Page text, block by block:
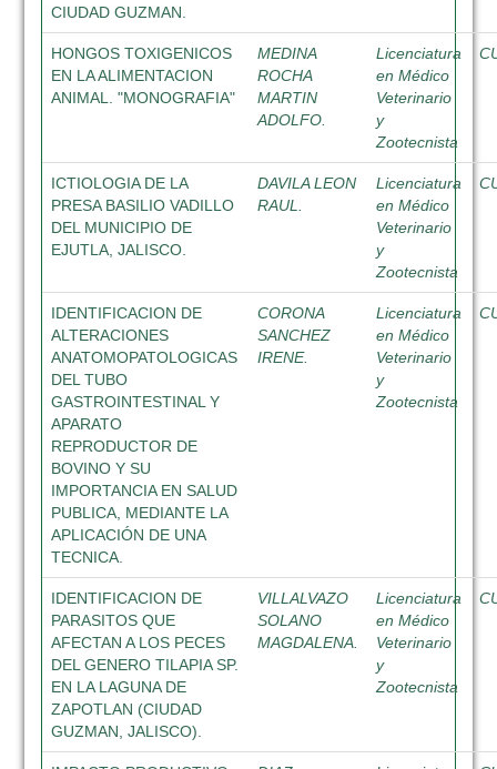
CIUDAD GUZMAN.
HONGOS TOXIGENICOS
EN LA ALIMENTACION
ANIMAL. "MONOGRAFIA"
MEDINA
ROCHA
MARTIN
ADOLFO.
Licenciatura
en Médico
Veterinario
y
Zootecnista
ICTIOLOGIA DE LA
PRESA BASILIO VADILLO
DEL MUNICIPIO DE
EJUTLA, JALISCO.
DAVILA LEON
RAUL.
Licenciatura
en Médico
Veterinario
y
Zootecnista
IDENTIFICACION DE
ALTERACIONES
ANATOMOPATOLOGICAS
DEL TUBO
GASTROINTESTINAL Y
APARATO
REPRODUCTOR DE
BOVINO Y SU
IMPORTANCIA EN SALUD
PUBLICA, MEDIANTE LA
APLICACIÓN DE UNA
TECNICA.
CORONA
SANCHEZ
IRENE.
Licenciatura
en Médico
Veterinario
y
Zootecnista
IDENTIFICACION DE
PARASITOS QUE
AFECTAN A LOS PECES
DEL GENERO TILAPIA SP.
EN LA LAGUNA DE
ZAPOTLAN (CIUDAD
GUZMAN, JALISCO).
VILLALVAZO
SOLANO
MAGDALENA.
Licenciatura
en Médico
Veterinario
y
Zootecnista